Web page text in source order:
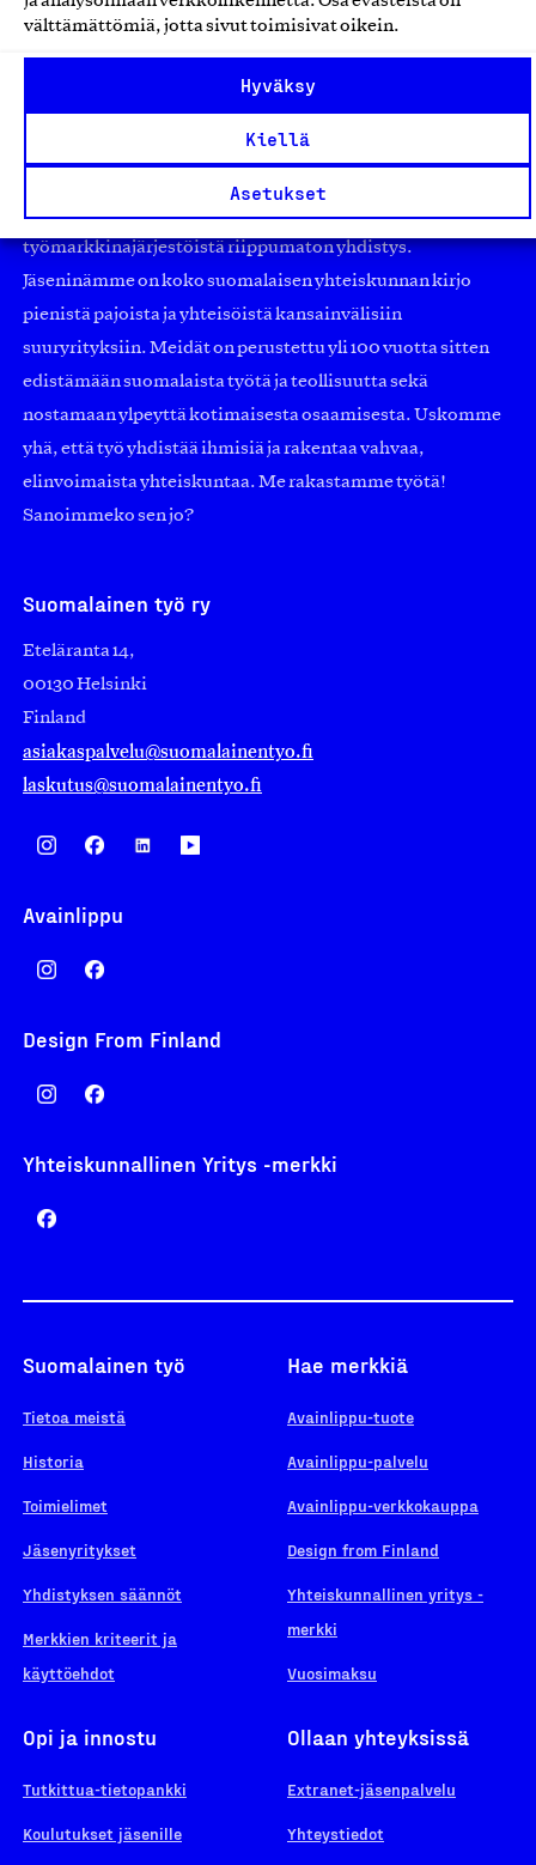
välttämättömiä, jotta sivut toimisivat oikein.
Hyväksy
Kiellä
Asetukset
Olemme jäsentemme omistama puolueeton,
työmarkkinajärjestöistä riippumaton yhdistys.
Jäseninämme on koko suomalaisen yhteiskunnan kirjo
pienistä pajoista ja yhteisöistä kansainvälisiin
suuryrityksiin. Meidät on perustettu yli 100 vuotta sitten
edistämään suomalaista työtä ja teollisuutta sekä
nostamaan ylpeyttä kotimaisesta osaamisesta. Uskomme
yhä, että työ yhdistää ihmisiä ja rakentaa vahvaa,
elinvoimaista yhteiskuntaa. Me rakastamme työtä!
Sanoimmeko sen jo?
Suomalainen työ ry
Eteläranta 14,
00130 Helsinki
Finland
asiakaspalvelu@suomalainentyo.fi
laskutus@suomalainentyo.fi
Avainlippu
Design From Finland
Yhteiskunnallinen Yritys -merkki
Suomalainen työ
Tietoa meistä
Historia
Toimielimet
Jäsenyritykset
Yhdistyksen säännöt
Merkkien kriteerit ja
käyttöehdot
Hae merkkiä
Avainlippu-tuote
Avainlippu-palvelu
Avainlippu-verkkokauppa
Design from Finland
Yhteiskunnallinen yritys -
merkki
Vuosimaksu
Opi ja innostu
Tutkittua-tietopankki
Koulutukset jäsenille
Ollaan yhteyksissä
Extranet-jäsenpalvelu
Yhteystiedot